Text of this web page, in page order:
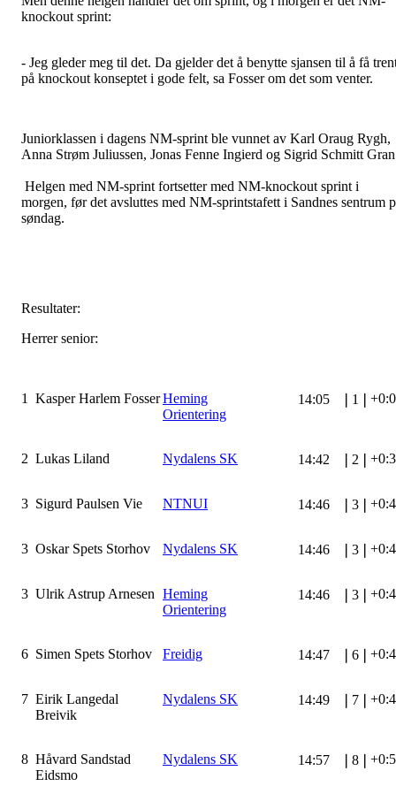
knockout sprint:
- Jeg gleder meg til det. Da gjelder det å benytte sjansen til å få
på knockout konseptet i gode felt, sa Fosser om det som venter.
Juniorklassen i dagens NM-sprint ble vunnet av Karl Oraug Rygh,
Anna Strøm Juliussen, Jonas Fenne Ingierd og Sigrid Schmitt
Helgen med NM-sprint fortsetter med NM-knockout sprint i
morgen, før det avsluttes med NM-sprintstafett i Sandnes sentrum
søndag.
Resultater:
Herrer senior:
1 Kasper Harlem FosserHeming
Orientering
14:05 1
2 Lukas Liland Nydalens SK 14:42 2
3 Sigurd Paulsen Vie NTNUI 14:46 3
3 Oskar Spets Storhov Nydalens SK 14:46 3
3 Ulrik Astrup Arnesen Heming
Orientering
14:46 3
6 Simen Spets Storhov Freidig 14:47 6
7 Eirik Langedal
Breivik
Nydalens SK 14:49 7
8 Håvard Sandstad
Eidsmo
Nydalens SK 14:57 8